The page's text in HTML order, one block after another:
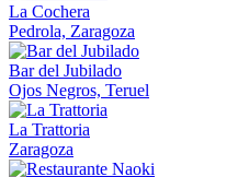
La Cochera
Pedrola, Zaragoza
Bar del Jubilado
Ojos Negros, Teruel
La Trattoria
Zaragoza